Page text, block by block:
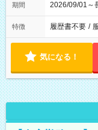
期間 2026/09/01
特徴 履歴書不要 /
気になる！